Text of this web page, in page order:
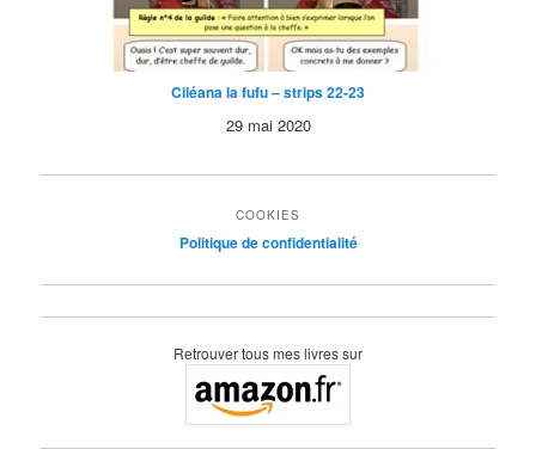
Ciléana la fufu – strips 22-23
29 mai 2020
COOKIES
Politique de confidentialité
Retrouver tous mes livres sur